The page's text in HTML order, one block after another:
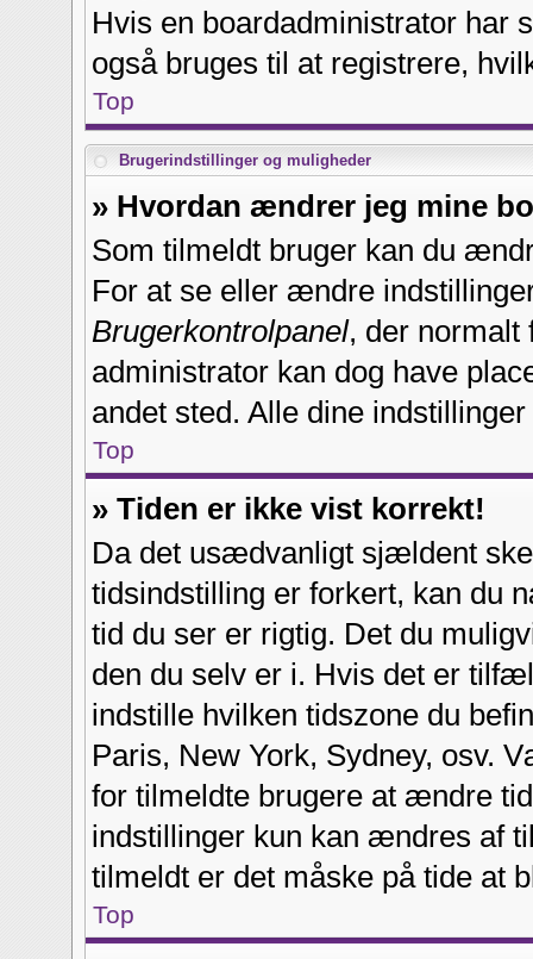
Hvis en boardadministrator har
også bruges til at registrere,
Top
Brugerindstillinger og muligheder
» Hvordan ændrer jeg mine
Som tilmeldt bruger kan du
For at se eller ændre
Brugerkontrolpanel, der normalt
administrator kan dog have
andet sted. Alle dine
Top
» Tiden er ikke vist korrekt!
Da det usædvanligt sjældent
tidsindstilling er forkert, kan du
tid du ser er rigtig. Det du
den du selv er i. Hvis det er
indstille hvilken tidszone du
Paris, New York, Sydney, osv.
for tilmeldte brugere at ændre
indstillinger kun kan ændres af
tilmeldt er det måske på tide at
Top